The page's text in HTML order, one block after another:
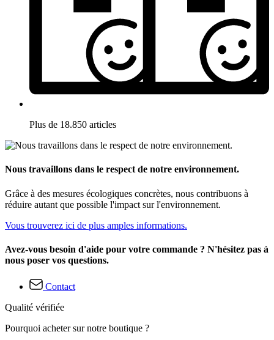
Plus de 18.850 articles
Nous travaillons dans le respect de notre environnement.
Grâce à des mesures écologiques concrètes, nous contribuons à
réduire autant que possible l'impact sur l'environnement.
Vous trouverez ici de plus amples informations.
Avez-vous besoin d'aide pour votre commande ? N'hésitez pas à
nous poser vos questions.
Contact
Qualité vérifiée
Pourquoi acheter sur notre boutique ?